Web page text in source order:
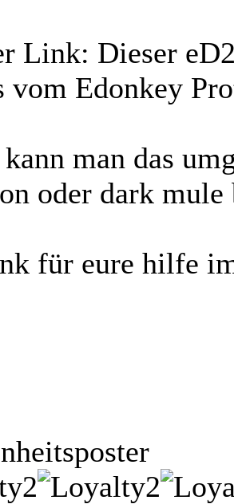
Link: Dieser
vom Edonkey
man das
oder dark mule
für eure hilfe